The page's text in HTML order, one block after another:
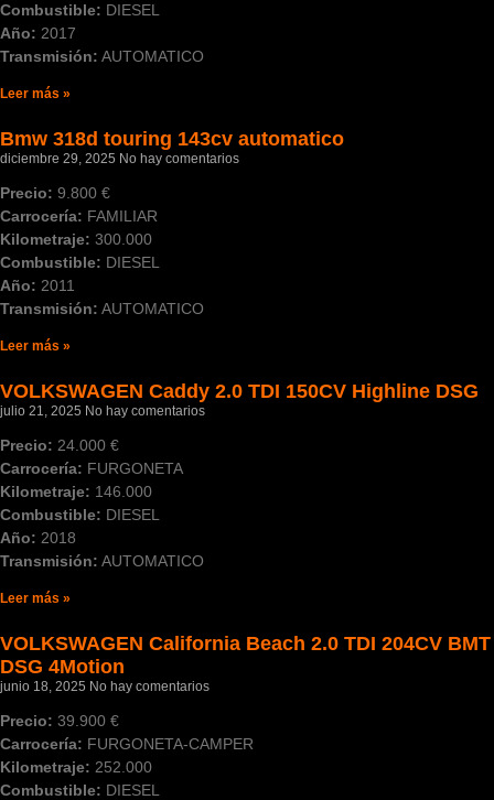
Combustible: DIESEL
Año: 2017
Transmisión: AUTOMATICO
Leer más »
Bmw 318d touring 143cv automatico
diciembre 29, 2025 No hay comentarios
Precio: 9.800 €
Carrocería: FAMILIAR
Kilometraje: 300.000
Combustible: DIESEL
Año: 2011
Transmisión: AUTOMATICO
Leer más »
VOLKSWAGEN Caddy 2.0 TDI 150CV Highline DSG
julio 21, 2025 No hay comentarios
Precio: 24.000 €
Carrocería: FURGONETA
Kilometraje: 146.000
Combustible: DIESEL
Año: 2018
Transmisión: AUTOMATICO
Leer más »
VOLKSWAGEN California Beach 2.0 TDI 204CV BMT
DSG 4Motion
junio 18, 2025 No hay comentarios
Precio: 39.900 €
Carrocería: FURGONETA-CAMPER
Kilometraje: 252.000
Combustible: DIESEL